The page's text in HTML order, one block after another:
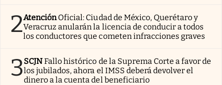
2AtenciónOficial: Ciudad de México, Querétaro y
Veracruz anularán la licencia de conducir a todos
los conductores que cometen infracciones graves
3SCJNFallo histórico de la Suprema Corte a favor de
los jubilados, ahora el IMSS deberá devolver el
dinero a la cuenta del beneficiario